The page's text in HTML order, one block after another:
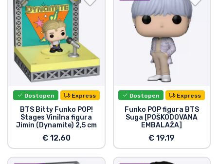
Dostopen Express
BTS Bitty Funko POP!
Stages Vinilna figura
Jimin (Dynamite) 2,5 cm
€ 12.60
Dostopen Express
Funko POP figura BTS
Suga [POŠKODOVANA
EMBALAŽA]
€ 19.19